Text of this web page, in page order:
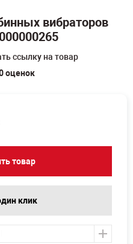
вибраторов
оценок
товар
клик